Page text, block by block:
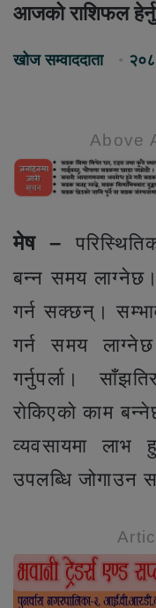
आजको राशिफल
खोज सम्वाददाता
Above
मेष –
बन्न समय
गर्न सक्छन्।
गर्न समय
गर्नुपर्ला।
राेकिएकाे काम
व्यवसायमा लाभ
उपलब्धि